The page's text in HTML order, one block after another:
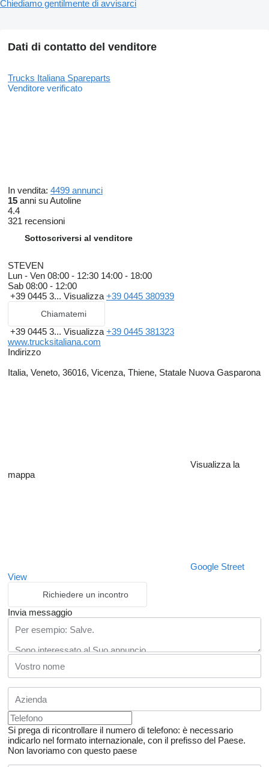
Chiediamo gentilmente di avvisarci
Dati di contatto del venditore
Trucks Italiana Spareparts
Venditore verificato
In vendita: 4499 annunci
15 anni su Autoline
4.4
321 recensioni
Sottoscriversi al venditore
STEVEN
Lun - Ven 08:00 - 12:30 14:00 - 18:00
Sab 08:00 - 12:00
+39 0445 3... Visualizza +39 0445 380939
Chiamatemi
+39 0445 3... Visualizza +39 0445 381323
www.trucksitaliana.com
Indirizzo
Italia, Veneto, 36016, Vicenza, Thiene, Statale Nuova Gasparona
Visualizza la
mappa
Google Street
View
Richiedere un incontro
Invia messaggio
Si prega di ricontrollare il numero di telefono: è necessario
indicarlo nel formato internazionale, con il prefisso del Paese.
Non lavoriamo con questo paese